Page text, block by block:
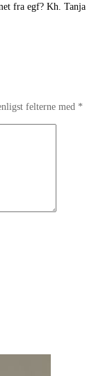
fra egf? Kh. Tanja
felterne med *